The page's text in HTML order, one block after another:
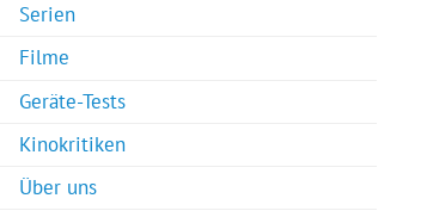
Serien
Filme
Geräte-Tests
Kinokritiken
Über uns